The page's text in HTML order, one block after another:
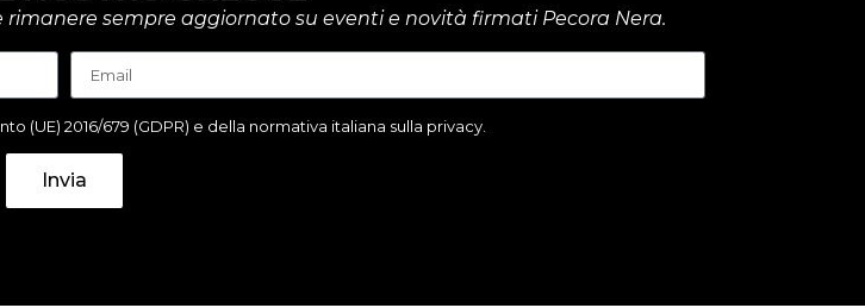
sempre aggiornato su eventi e novità firmati Pecora Nera.
2016/679 (GDPR) e della normativa italiana sulla privacy.
Invia